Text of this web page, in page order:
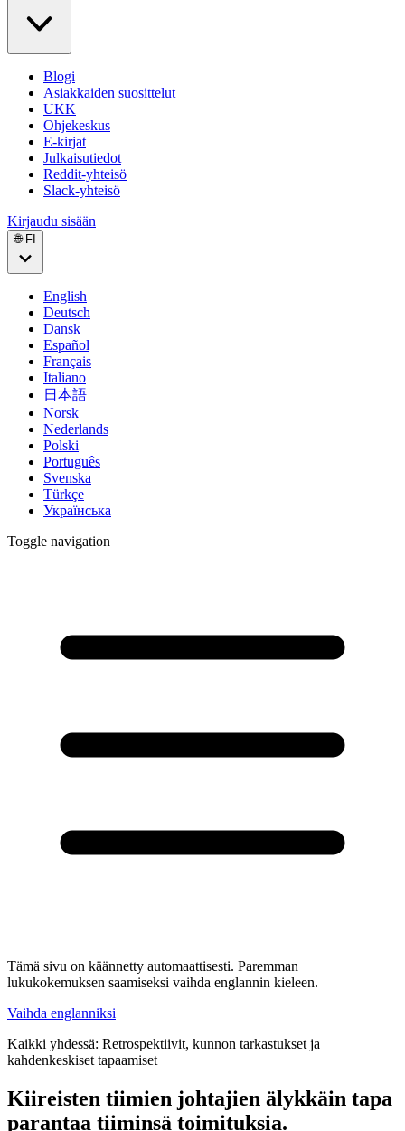
Blogi
Asiakkaiden suosittelut
UKK
Ohjekeskus
E-kirjat
Julkaisutiedot
Reddit-yhteisö
Slack-yhteisö
Kirjaudu sisään
🌐 FI
English
Deutsch
Dansk
Español
Français
Italiano
日本語
Norsk
Nederlands
Polski
Português
Svenska
Türkçe
Українська
Toggle navigation
Tämä sivu on käännetty automaattisesti. Paremman
lukukokemuksen saamiseksi vaihda englannin kieleen.
Vaihda englanniksi
Kaikki yhdessä: Retrospektiivit, kunnon tarkastukset ja
kahdenkeskiset tapaamiset
Kiireisten tiimien johtajien älykkäin tapa
parantaa tiiminsä toimituksia.